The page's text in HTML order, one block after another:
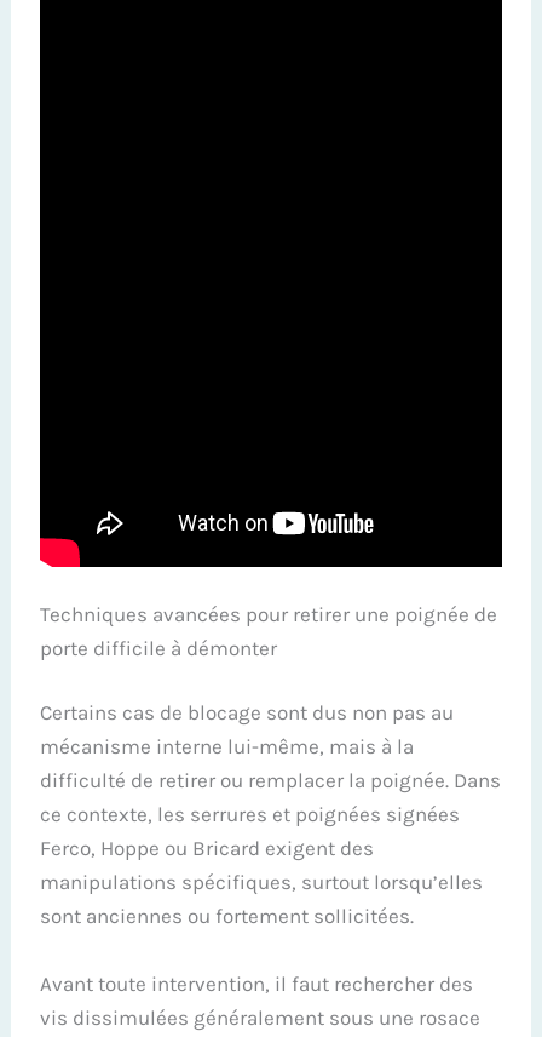
Techniques avancées pour retirer une poignée de
porte difficile à démonter
Certains cas de blocage sont dus non pas au
mécanisme interne lui-même, mais à la
difficulté de retirer ou remplacer la poignée. Dans
ce contexte, les serrures et poignées signées
Ferco, Hoppe ou Bricard exigent des
manipulations spécifiques, surtout lorsqu’elles
sont anciennes ou fortement sollicitées.
Avant toute intervention, il faut rechercher des
vis dissimulées généralement sous une rosace